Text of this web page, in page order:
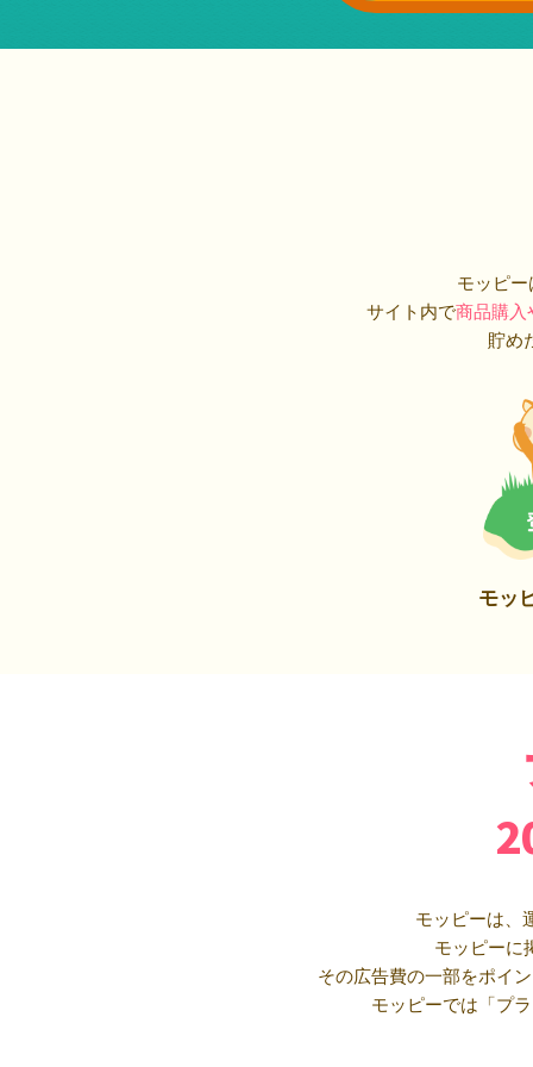
モッピ
サイト内で商品購入
貯め
モッ
モッピーは、
モッピーに
その広告費の一部をポイ
モッピーでは「プ